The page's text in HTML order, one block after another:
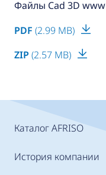
Файлы Cad 3D www
PDF (2.99 MB)
ZIP (2.57 MB)
Каталог AFRISO
История компании